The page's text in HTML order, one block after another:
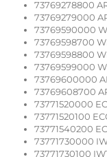
73769278800
73769279000
73769590000
73769598700
73769598800
73769599000
73769600000
73769608700
73771520000
73771520100
73771540200
73771730000
73771730100